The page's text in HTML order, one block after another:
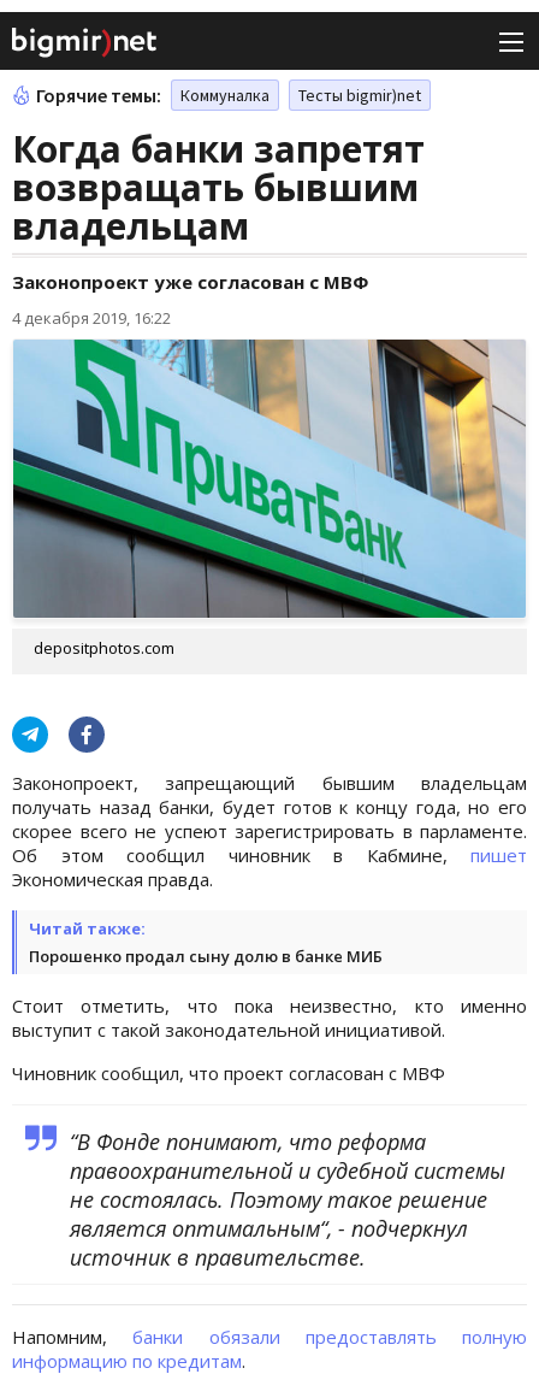
Горячие темы: Коммуналка Тесты bigmir)net
Когда банки запретят
возвращать бывшим
владельцам
Законопроект уже согласован с МВФ
4 декабря 2019, 16:22
depositphotos.com
Законопроект, запрещающий бывшим владельцам
получать назад банки, будет готов к концу года, но его
скорее всего не успеют зарегистрировать в парламенте.
Об этом сообщил чиновник в Кабмине, пишет
Экономическая правда.
Читай также:
Порошенко продал сыну долю в банке МИБ
Стоит отметить, что пока неизвестно, кто именно
выступит с такой законодательной инициативой.
Чиновник сообщил, что проект согласован с МВФ
“В Фонде понимают, что реформа
правоохранительной и судебной системы
не состоялась. Поэтому такое решение
является оптимальным“, - подчеркнул
источник в правительстве.
Напомним,банки обязали предоставлять полную
информацию по кредитам.